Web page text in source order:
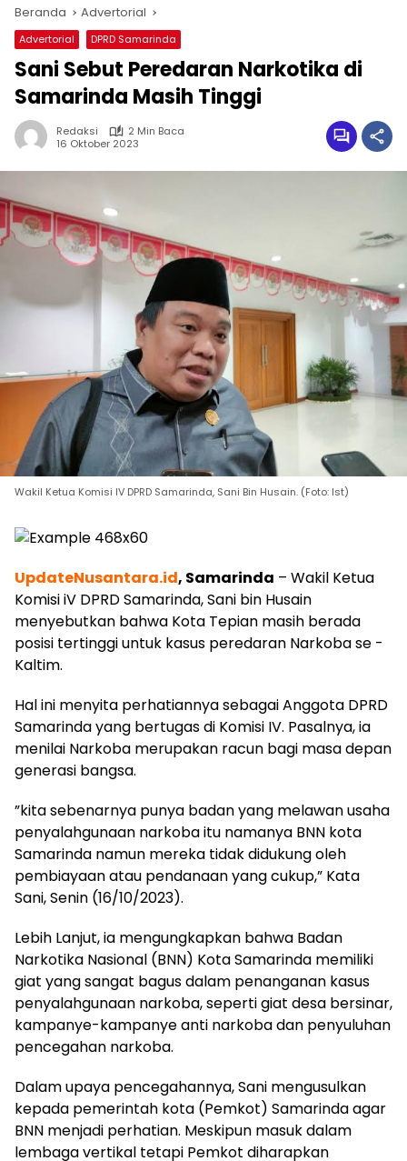
Beranda Advertorial
Advertorial DPRD Samarinda
Sani Sebut Peredaran Narkotika di
Samarinda Masih Tinggi
Redaksi
2 Min Baca
16 Oktober 2023
Wakil Ketua Komisi IV DPRD Samarinda, Sani Bin Husain. (Foto: Ist)
UpdateNusantara.id, Samarinda – Wakil Ketua
Komisi iV DPRD Samarinda, Sani bin Husain
menyebutkan bahwa Kota Tepian masih berada
posisi tertinggi untuk kasus peredaran Narkoba se -
Kaltim.
Hal ini menyita perhatiannya sebagai Anggota DPRD
Samarinda yang bertugas di Komisi IV. Pasalnya, ia
menilai Narkoba merupakan racun bagi masa depan
generasi bangsa.
”kita sebenarnya punya badan yang melawan usaha
penyalahgunaan narkoba itu namanya BNN kota
Samarinda namun mereka tidak didukung oleh
pembiayaan atau pendanaan yang cukup,” Kata
Sani, Senin (16/10/2023).
Lebih Lanjut, ia mengungkapkan bahwa Badan
Narkotika Nasional (BNN) Kota Samarinda memiliki
giat yang sangat bagus dalam penanganan kasus
penyalahgunaan narkoba, seperti giat desa bersinar,
kampanye-kampanye anti narkoba dan penyuluhan
pencegahan narkoba.
Dalam upaya pencegahannya, Sani mengusulkan
kepada pemerintah kota (Pemkot) Samarinda agar
BNN menjadi perhatian. Meskipun masuk dalam
lembaga vertikal tetapi Pemkot diharapkan